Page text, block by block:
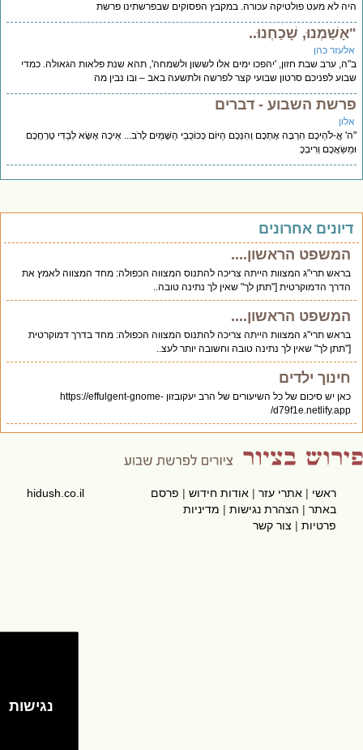
לא מעט פולטיקה עכורה. במקבץ הפסוקים שבפרשתינו פרשת
שָׁכַחְנוּ..
כהן
ערב שבת חזון, 'יהפכו ימים אלו לששון ולשמחה', תהא שנת פלאות הגאולה. כמדי
לפניכם סרטון שבועי קצר לפרשה ולתשעה באב – ובו נבין מה
השבוע - דברים
אֱ-לֹהֵיכֶם הִרְבָּה אֶתְכֶם וְהִנְּכֶם הַיּוֹם כְּכוֹכְבֵי הַשָּׁמַיִם לָרֹב... אֵיכָה אֶשָּׂא לְבַדִּי טָרְחֲכֶם
וְרִיבְכֶ
אחרונים
המשפט הראשון....
בראש תרי"ג המצוות הייתה צריכה להתנוס המצווה הכפולה: מחד המצווה לאמץ את
הדרך הדמוקרטית ["תתן לך" שאין לך נתינה טובה..
המשפט הראשון....
בראש תרי"ג המצוות הייתה צריכה להתנוס המצווה הכפולה: מחד בדרך דמוקרטית
["תתן לך" שאין לך נתינה טובה וחשובה יותר לעצ..
חינוך ילדים
כאן יש סיכום של כל השיעורים של הרב יעקובזון https://effulgent-gnome-
d79f1e.netlify.app/
ראשי|אתרי עזר|אודות חידוש|פרסם
באתר|הצהרת נגישות|מדיניות
פרטיות|צור קשר
hidush.co.il
נגישות